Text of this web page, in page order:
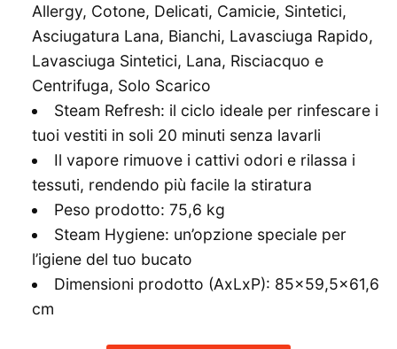
Allergy, Cotone, Delicati, Camicie, Sintetici,
Asciugatura Lana, Bianchi, Lavasciuga Rapido,
Lavasciuga Sintetici, Lana, Risciacquo e
Centrifuga, Solo Scarico
Steam Refresh: il ciclo ideale per rinfescare i
tuoi vestiti in soli 20 minuti senza lavarli
Il vapore rimuove i cattivi odori e rilassa i
tessuti, rendendo più facile la stiratura
Peso prodotto: 75,6 kg
Steam Hygiene: un’opzione speciale per
l’igiene del tuo bucato
Dimensioni prodotto (AxLxP): 85×59,5×61,6
cm